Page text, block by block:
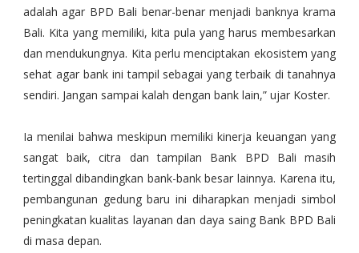
adalah agar BPD Bali benar-benar menjadi banknya krama
Bali. Kita yang memiliki, kita pula yang harus membesarkan
dan mendukungnya. Kita perlu menciptakan ekosistem yang
sehat agar bank ini tampil sebagai yang terbaik di tanahnya
sendiri. Jangan sampai kalah dengan bank lain,” ujar Koster.
Ia menilai bahwa meskipun memiliki kinerja keuangan yang
sangat baik, citra dan tampilan Bank BPD Bali masih
tertinggal dibandingkan bank-bank besar lainnya. Karena itu,
pembangunan gedung baru ini diharapkan menjadi simbol
peningkatan kualitas layanan dan daya saing Bank BPD Bali
di masa depan.